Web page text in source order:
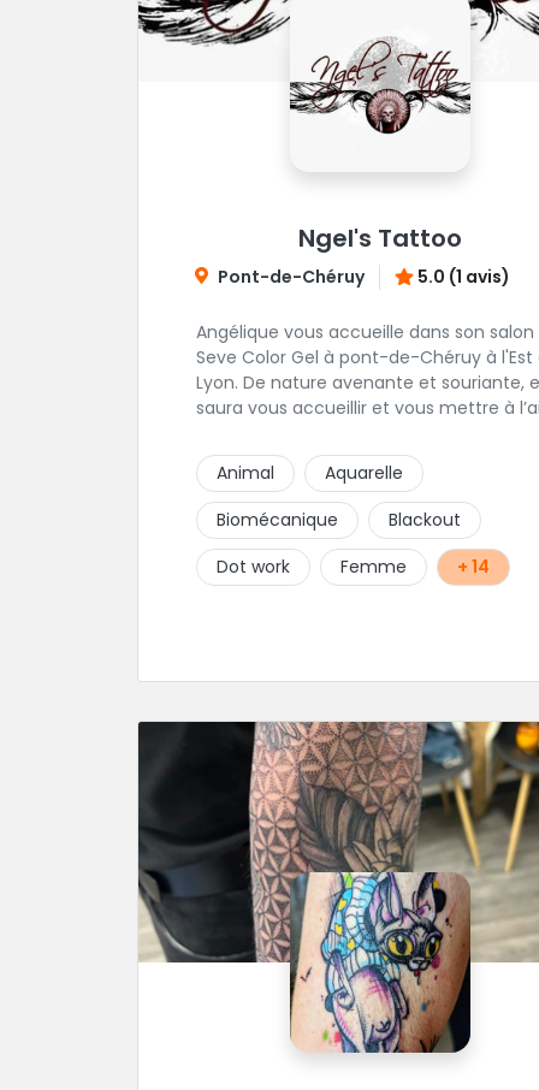
Ngel's Tattoo
Pont-de-Chéruy 5.0 (1 avis)
Angélique vous accueille dans son salon
Seve Color Gel à pont-de-Chéruy à l'Est
Lyon. De nature avenante et souriante, elle
saura vous accueillir et vous mettre à
très fin lui permet de réaliser tous types
tatouages allant des calligraphies, motifs
floraux au réalisme.
Animal
Aquarelle
Biomécanique
Blackout
Dot work
Femme + 14